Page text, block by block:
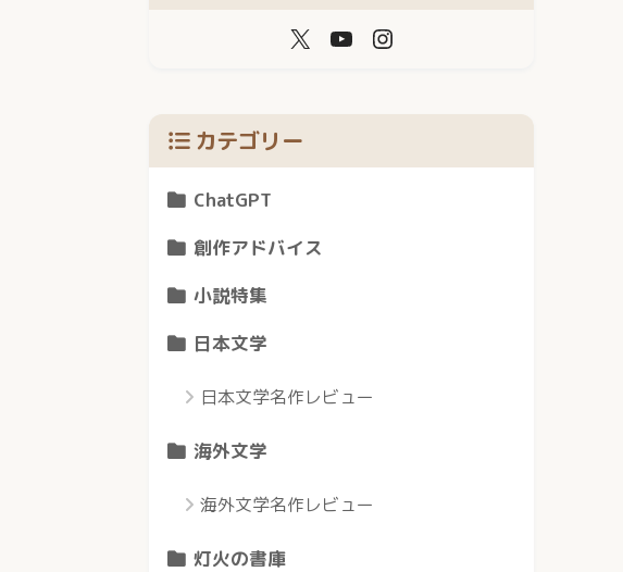
カテゴリー
ChatGPT
創作アドバイス
小説特集
日本文学
日本文学名作レビュー
海外文学
海外文学名作レビュー
灯火の書庫